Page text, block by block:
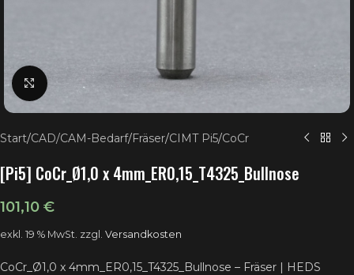
Klick zum Vergrößern
Start/CAD/CAM-Bedarf/Fräser/CIMT Pi5/CoCr
[Pi5] CoCr_Ø1,0 x 4mm_ER0,15_T4325_Bullnose
101,10 €
exkl. 19 % MwSt. zzgl. Versandkosten
CoCr_Ø1,0 x 4mm_ER0,15_T4325_Bullnose – Fräser | HEDS